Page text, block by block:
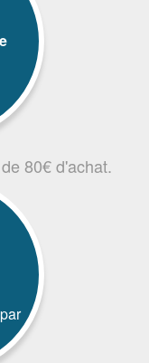
80€ d'achat.